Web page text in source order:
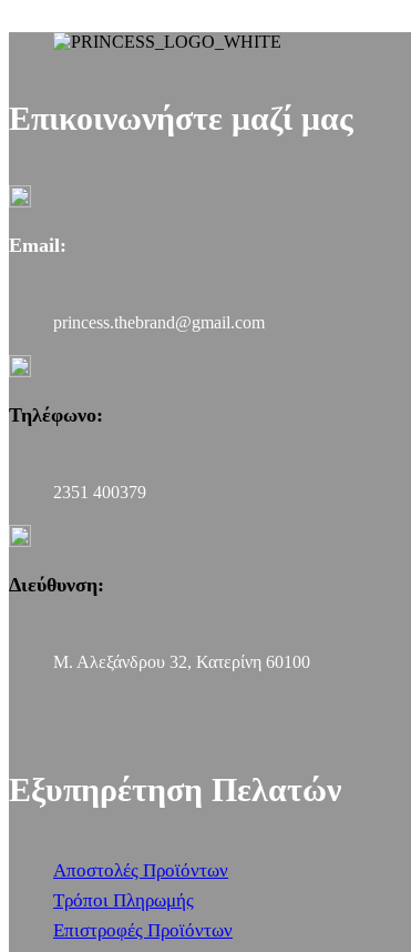
Επικοινωνήστε μαζί μας
Email:
princess.thebrand@gmail.com
Τηλέφωνο:
2351 400379
Διεύθυνση:
Μ. Αλεξάνδρου 32, Κατερίνη 60100
Εξυπηρέτηση Πελατών
Αποστολές Προϊόντων
Τρόποι Πληρωμής
Επιστροφές Προϊόντων